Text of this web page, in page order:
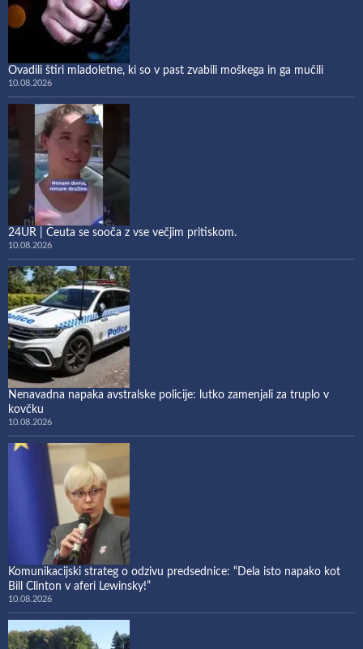
Ovadili štiri mladoletne, ki so v past zvabili moškega in ga mučili
10.08.2026
24UR | Ceuta se sooča z vse večjim pritiskom.
10.08.2026
Nenavadna napaka avstralske policije: lutko zamenjali za truplo v
kovčku
10.08.2026
Komunikacijski strateg o odzivu predsednice: “Dela isto napako kot
Bill Clinton v aferi Lewinsky!”
10.08.2026